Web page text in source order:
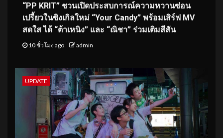
“PP KRIT” ชวนเปิดประสบการณ์ความหวานซ่อน
เปรี้ยวในซิงเกิลใหม่ “Your Candy” พร้อมเสิร์ฟ MV
สดใส ได้ “ต้าเหนิง” และ “ณิชา” ร่วมเติมสีสัน
10 ชั่วโมง ago admin
UPDATE